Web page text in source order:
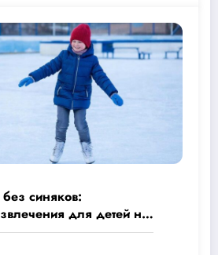
синяков:
для детей на